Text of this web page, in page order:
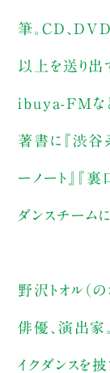
筆。CD、DVD
以上を送り
ibuya-FMなど
著書に『渋谷
ーノート』『
ダンスチーム
野沢トオル（の
俳優、演出家
イクダンスを